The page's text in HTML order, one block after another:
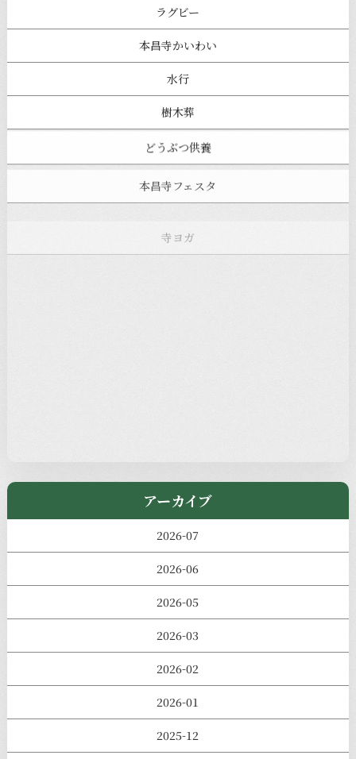
ラグビー
本昌寺かいわい
水行
樹木葬
どうぶつ供養
本昌寺フェスタ
お知らせ
アーカイブ
2026-07
2026-06
2026-05
2026-03
2026-02
2026-01
2025-12